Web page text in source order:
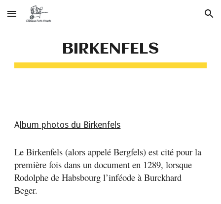
Skip to main content Skip to navigation
BIRKENFELS
A lbum photos du Birkenfels
Le Birkenfels (alors appelé Bergfels) est cité pour la
première fois dans un document en 1289, lorsque
Rodolphe de Habsbourg l’inféode à Burckhard
Beger.